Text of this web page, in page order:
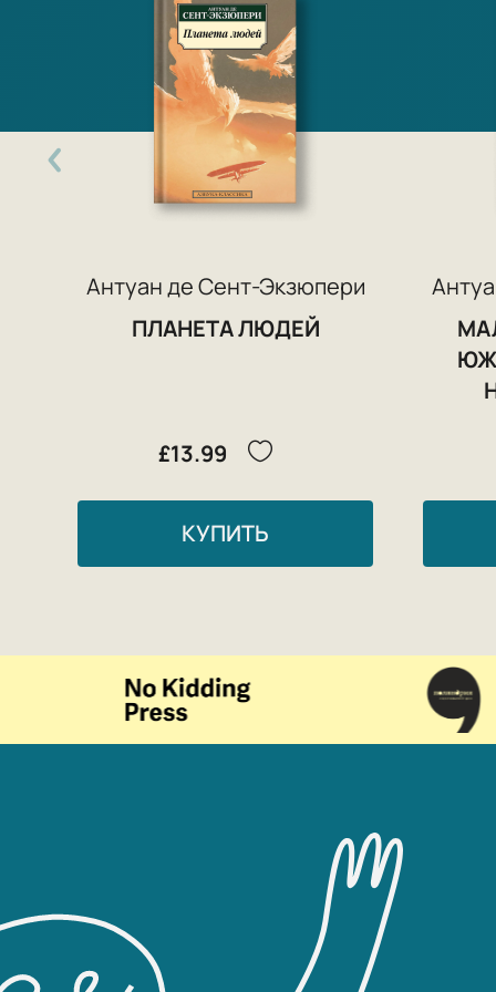
Антуан де Сент-Экзюпери
ПЛАНЕТА ЛЮДЕЙ
£13.99
КУПИТЬ